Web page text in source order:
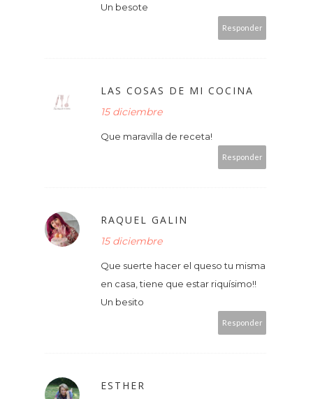
Un besote
Responder
LAS COSAS DE MI COCINA
15 diciembre
Que maravilla de receta!
Responder
RAQUEL GALIN
15 diciembre
Que suerte hacer el queso tu misma
en casa, tiene que estar riquísimo!!
Un besito
Responder
ESTHER